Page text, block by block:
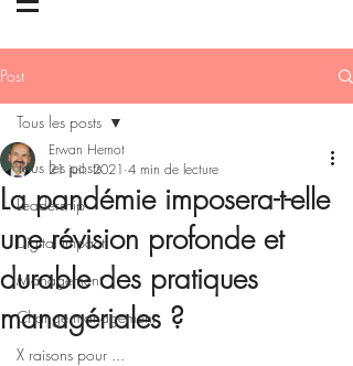
Post
Tous les posts
Leadership
Digital impact
Management
Change management
X raisons pour ...
Tous les posts
La pandémie imposera-t-elle
une révision profonde et
durable des pratiques
managériales ?
Erwan Hernot
21 juil. 2021 4 min de lecture